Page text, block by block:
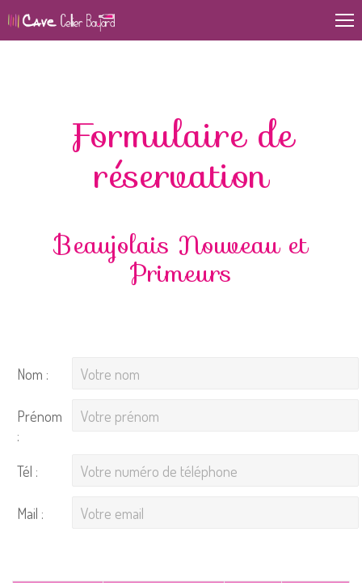
Formulaire de
réservation
Beaujolais Nouveau et
Primeurs
Nom :
Prénom
:
Tél :
Mail :